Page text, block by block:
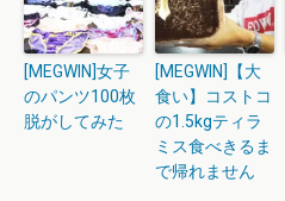
[MEGWIN]女子
のパンツ100枚
脱がしてみた
[MEGWIN]【大
食い】コストコ
の1.5kgティラ
ミス食べきるま
で帰れません